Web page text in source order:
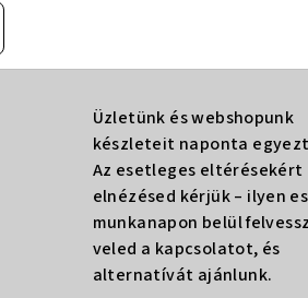
Üzletünk és webshopunk
készleteit naponta
Az esetleges eltérésekért
elnézésed kérjük – ilyen
munkanapon belül
veled a kapcsolatot, és
alternatívát ajánlunk.